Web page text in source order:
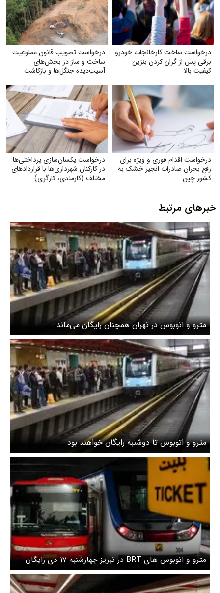
درخواست ساخت کارخانجات خودرو
برقی پس از گران کردن بنزین
کیفیت بالا
درخواست تصویب قانون ممنوعیت
ساخت و ساز در بخش‌های
آسیب‌دیده جنگل‌ها و بازکاشت
آسیب‌دیده
درخواست اقدام فوری و ویژه برای
رفع بحران صادرات انجیر خشک به
کشور چین
درخواست یکسان‌سازی پرداختی‌ها
در کارکنان شهرداری‌ها با قراردادهای
مختلف (کارمندی، کارگری)
خبرهای مرتبط
مترو و اتوبوس در تهران همچنان رایگان می‌ماند
مترو و اتوبوس تا دوشنبه رایگان خواهند بود
مترو و اتوبوس های BRT در تبریز چهارشنبه ۱۷ دی رایگان
شد